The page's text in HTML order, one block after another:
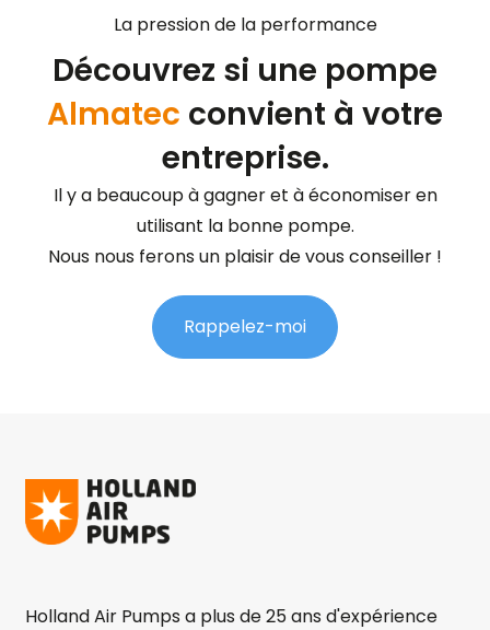
La pression de la performance
Découvrez si une pompe
Almatec convient à votre
entreprise.
Il y a beaucoup à gagner et à économiser en
utilisant la bonne pompe.
Nous nous ferons un plaisir de vous conseiller !
Rappelez-moi
Holland Air Pumps a plus de 25 ans d'expérience